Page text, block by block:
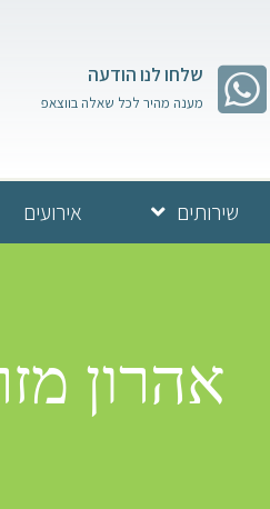
שלחו לנו הודעה
מענה מהיר לכל שאלה בווצאפ
שירותים אירועים
אהרון